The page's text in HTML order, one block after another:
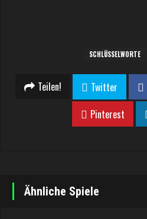
SCHLÜSSELWORTE
Teilen! Twitter
Pinterest
Ähnliche Spiele